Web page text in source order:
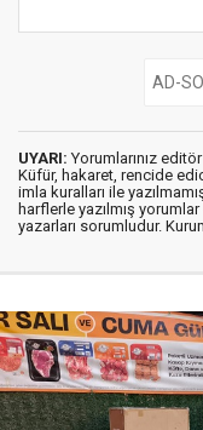
UYARI: Yorumlarınız
Küfür, hakaret, rencide
imla kuralları ile
harflerle yazılmış
yazarları sorumludur.